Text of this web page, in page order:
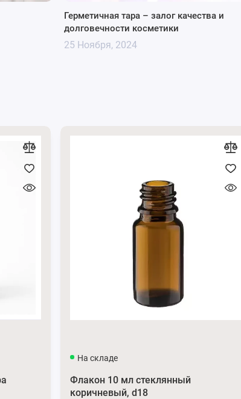
по телефону
страницыТелеграмиInstagram.
Герметичная тара – залог качества и
долговечности косметики
25 Ноября, 2024
На складе
Флакон 10 мл стеклянный
коричневый, d18